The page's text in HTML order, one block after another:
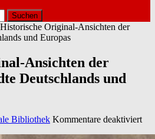
Historische Original-Ansichten der
und Europas
Ansichten der
Deutschlands und
Bibliothek Kommentare deaktiviertfür